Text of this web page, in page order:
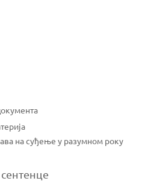
на суђење у разумном року